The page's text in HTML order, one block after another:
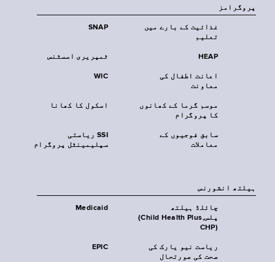
پروگرامز
SNAP
غذائیت کے بارے میں
تعلیم
ٹمپریری اسسٹنس HEAP
WIC
اعانت اطفال کی
معاونت
اسکول کا کھانا
موسم گرما کے کھانوں
کا پروگرام
SSI ریاستی
سپلیمینٹل پروگرام
سابق فوجیوں کے
معاملات
‏ہیلتھ انشورنس
Medicaid
چائلڈ ہیلتھ
پلس‎(Child Health Plus,
CHP)‎
EPIC
ریاست نیو یارک کی
صحت کی صورتحال